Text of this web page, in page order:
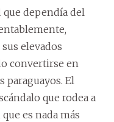
que dependía del
elevados
convertirse en
paraguayos. El
que rodea a
es nada más